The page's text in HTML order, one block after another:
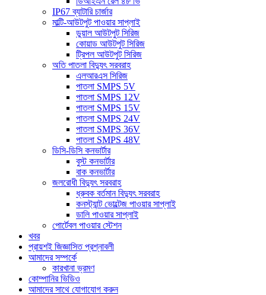
IP67 ব্যাটারি চার্জার
মাল্টি-আউটপুট পাওয়ার সাপ্লাই
ডুয়াল আউটপুট সিরিজ
কোয়াড আউটপুট সিরিজ
ট্রিপল আউটপুট সিরিজ
অতি পাতলা বিদ্যুৎ সরবরাহ
এলআরএস সিরিজ
পাতলা SMPS 5V
পাতলা SMPS 12V
পাতলা SMPS 15V
পাতলা SMPS 24V
পাতলা SMPS 36V
পাতলা SMPS 48V
ডিসি-ডিসি কনভার্টার
বুস্ট কনভার্টার
বাক কনভার্টার
জলরোধী বিদ্যুৎ সরবরাহ
ধ্রুবক বর্তমান বিদ্যুৎ সরবরাহ
কনস্ট্যান্ট ভোল্টেজ পাওয়ার সাপ্লাই
ডালি পাওয়ার সাপ্লাই
পোর্টেবল পাওয়ার স্টেশন
খবর
প্রায়শই জিজ্ঞাসিত প্রশ্নাবলী
আমাদের সম্পর্কে
কারখানা ভ্রমণ
কোম্পানির ভিডিও
আমাদের সাথে যোগাযোগ করুন